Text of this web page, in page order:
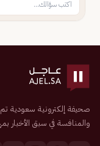
والمنافسة في سبق الأخبار